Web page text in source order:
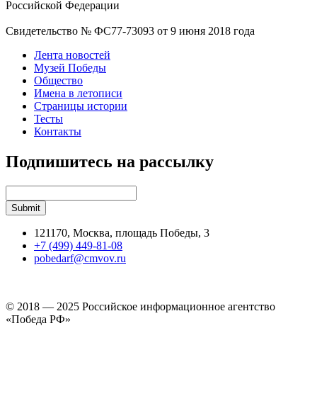
Российской Федерации
Свидетельство № ФС77-73093 от 9 июня 2018 года
Лента новостей
Музей Победы
Общество
Имена в летописи
Страницы истории
Тесты
Контакты
Подпишитесь на рассылку
121170, Москва, площадь Победы, 3
+7 (499) 449-81-08
pobedarf@cmvov.ru
© 2018 — 2025 Российское информационное агентство
«Победа РФ»